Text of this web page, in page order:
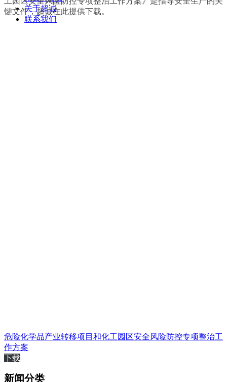
关于超诚
联系我们
键文件，超诚在此提供下载。
危险化学品产业转移项目和化工园区安全风险防控专项整治工
作方案
下载
新闻分类